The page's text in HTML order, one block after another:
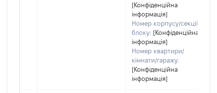
[Конфіденційна
інформація]
Номер корпусу/секції/
блоку: [Конфіденційна
інформація]
Номер квартири/
кімнати/гаражу:
[Конфіденційна
інформація]